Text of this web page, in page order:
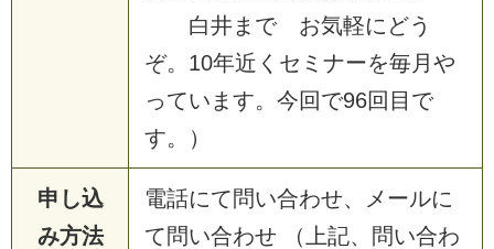
白井まで お気軽にどう
ぞ。10年近くセミナーを毎月や
っています。今回で96回目で
す。）
申し込
み方法
電話にて問い合わせ、メールに
て問い合わせ （上記、問い合わ